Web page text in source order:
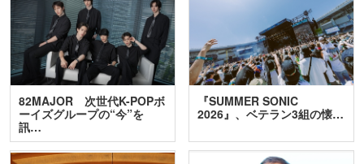
82MAJOR 次世代K-POPボ
ーイズグループの“今”を
訊…
『SUMMER SONIC
2026』、ベテラン3組の懐…